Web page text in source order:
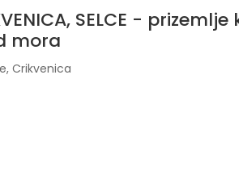
SELCE -
mora
Crikvenica